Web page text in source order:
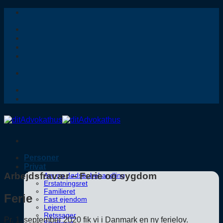
Fortsæt
indhold
Personer
Privat
Arv og dødsbobehandling
Erstatningsret
Familieret
Fast ejendom
Lejeret
Retssager
Arbejdsfravær – Ferie og sygdom
Ferie
Pr. 1. september 2020 fik vi i Danmark en ny ferielov.